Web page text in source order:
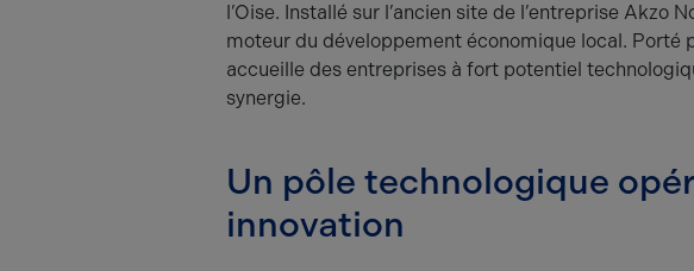
l’Oise. Installé sur l’ancien site de l’entreprise Akzo
moteur du développement économique local. Porté
accueille des entreprises à fort potentiel
synergie.
Un pôle technologique
innovation